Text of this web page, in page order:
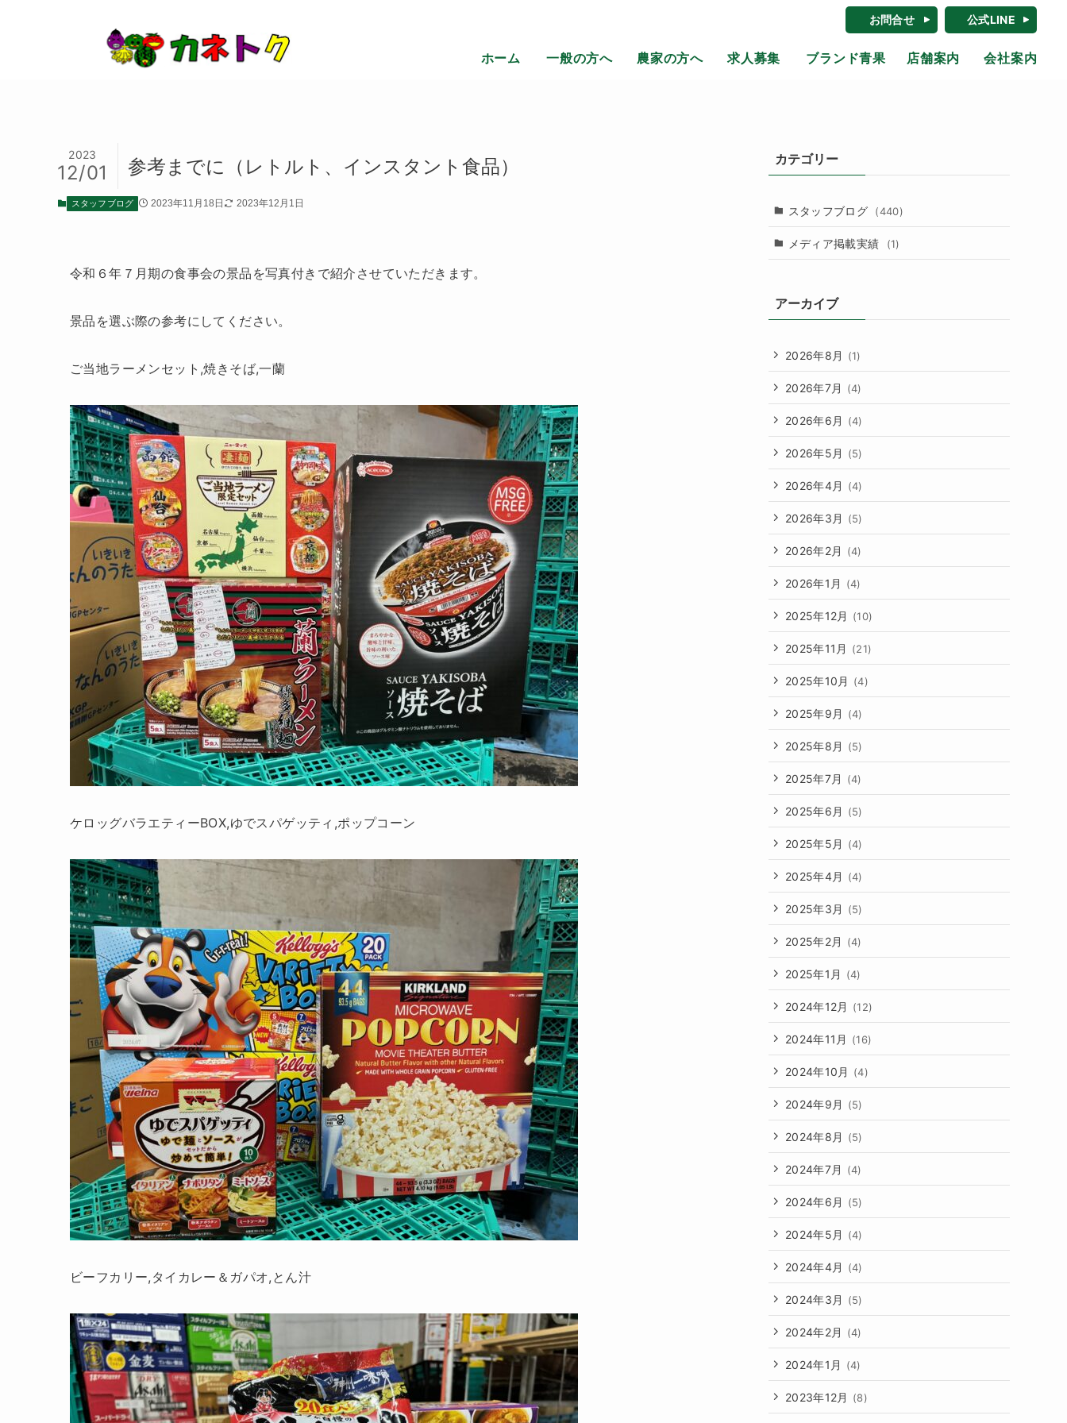
お問合せ 公式LINE
ホーム 一般の方へ 農家の方へ 求人募集 ブランド青果 店舗案内 会社案内
参考までに（レトルト、インスタント食品）
2023
12/01
スタッフブログ 2023年11月18日 2023年12月1日
令和６年７月期の食事会の景品を写真付きで紹介させていただきます。
景品を選ぶ際の参考にしてください。
ご当地ラーメンセット,焼きそば,一蘭
ケロッグバラエティーBOX,ゆでスパゲッティ,ポップコーン
ビーフカリー,タイカレー＆ガパオ,とん汁
カテゴリー
スタッフブログ (440)
メディア掲載実績 (1)
アーカイブ
2026年8月 (1)
2026年7月 (4)
2026年6月 (4)
2026年5月 (5)
2026年4月 (4)
2026年3月 (5)
2026年2月 (4)
2026年1月 (4)
2025年12月 (10)
2025年11月 (21)
2025年10月 (4)
2025年9月 (4)
2025年8月 (5)
2025年7月 (4)
2025年6月 (5)
2025年5月 (4)
2025年4月 (4)
2025年3月 (5)
2025年2月 (4)
2025年1月 (4)
2024年12月 (12)
2024年11月 (16)
2024年10月 (4)
2024年9月 (5)
2024年8月 (5)
2024年7月 (4)
2024年6月 (5)
2024年5月 (4)
2024年4月 (4)
2024年3月 (5)
2024年2月 (4)
2024年1月 (4)
2023年12月 (8)